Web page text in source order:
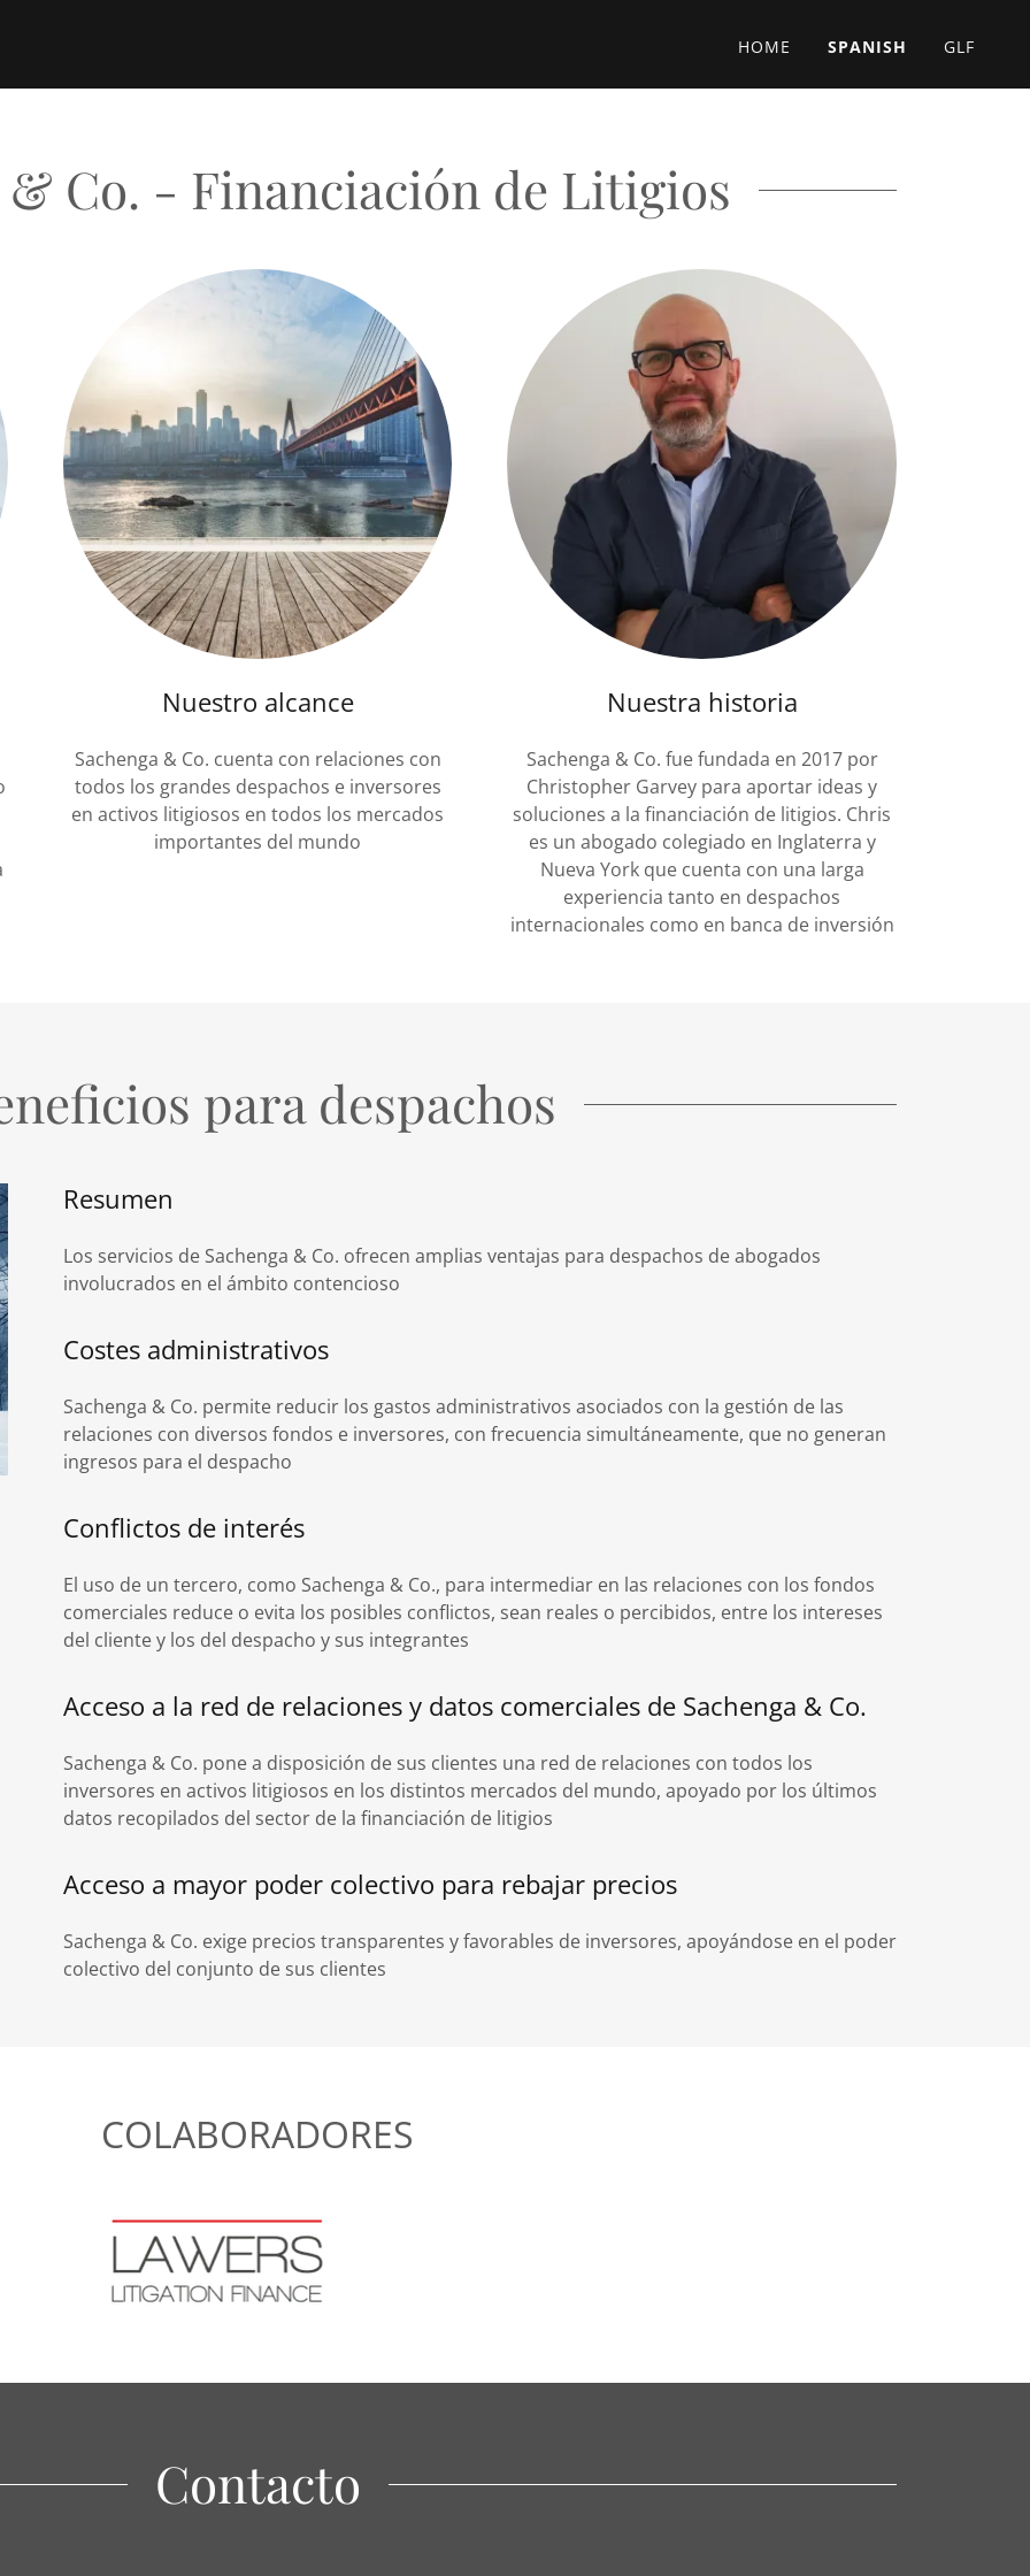
HOME SPANISH GLF
& Co. - Financiación de Litigios
Nuestro alcance
Sachenga & Co. cuenta con relaciones con
todos los grandes despachos e inversores
en activos litigiosos en todos los mercados
importantes del mundo
Nuestra historia
Sachenga & Co. fue fundada en 2017 por
Christopher Garvey para aportar ideas y
soluciones a la financiación de litigios. Chris
es un abogado colegiado en Inglaterra y
Nueva York que cuenta con una larga
experiencia tanto en despachos
internacionales como en banca de inversión
para despachos
Resumen
Los servicios de Sachenga & Co. ofrecen amplias ventajas para despachos de abogados
involucrados en el ámbito contencioso
Costes administrativos
Sachenga & Co. permite reducir los gastos administrativos asociados con la gestión de las
relaciones con diversos fondos e inversores, con frecuencia simultáneamente, que no generan
ingresos para el despacho
Conflictos de interés
El uso de un tercero, como Sachenga & Co., para intermediar en las relaciones con los fondos
comerciales reduce o evita los posibles conflictos, sean reales o percibidos, entre los intereses
del cliente y los del despacho y sus integrantes
Acceso a la red de relaciones y datos comerciales de Sachenga & Co.
Sachenga & Co. pone a disposición de sus clientes una red de relaciones con todos los
inversores en activos litigiosos en los distintos mercados del mundo, apoyado por los últimos
datos recopilados del sector de la financiación de litigios
Acceso a mayor poder colectivo para rebajar precios
Sachenga & Co. exige precios transparentes y favorables de inversores, apoyándose en el poder
colectivo del conjunto de sus clientes
COLABORADORES
Contacto